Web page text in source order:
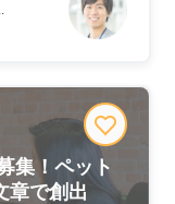
集！ペット
章で創出